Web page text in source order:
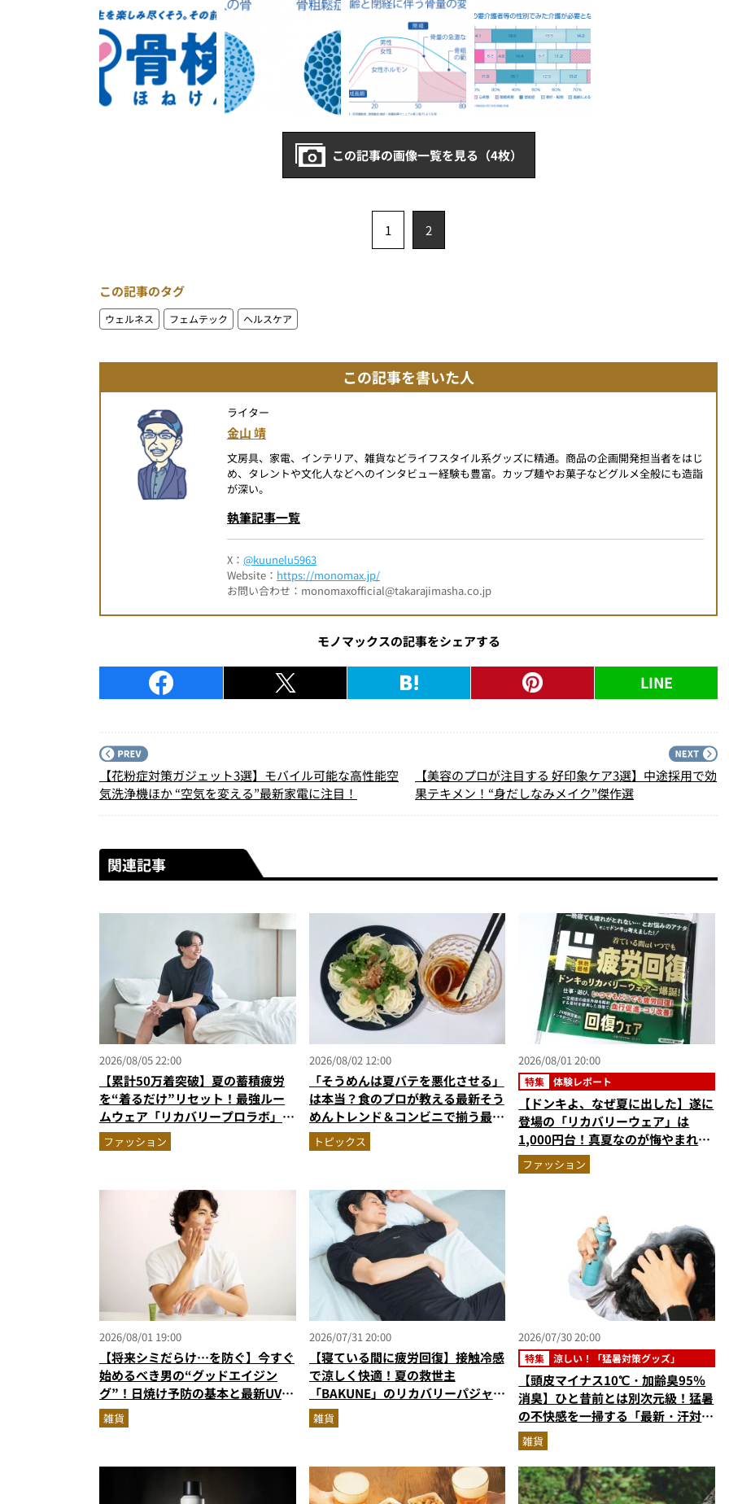
この記事の画像一覧を見る（4枚）
1 2
この記事のタグ
ウェルネス フェムテック ヘルスケア
この記事を書いた人
ライター
金山 靖
文房具、家電、インテリア、雑貨などライフスタイル系グッズに精通。商品の企画開発担当者をはじ
め、タレントや文化人などへのインタビュー経験も豊富。カップ麺やお菓子などグルメ全般にも造詣
が深い。
執筆記事一覧
X： @kuunelu5963
Website： https://monomax.jp/
お問い合わせ：monomaxofficial@takarajimasha.co.jp
モノマックスの記事をシェアする
LINE
【花粉症対策ガジェット3選】モバイル可能な高性能空
気洗浄機ほか “空気を変える”最新家電に注目！
【美容のプロが注目する 好印象ケア3選】中途採用で効
果テキメン！“身だしなみメイク”傑作選
関連記事
2026/08/05 22:00
【累計50万着突破】夏の蓄積疲労
を“着るだけ”リセット！最強ルー
ムウェア「リカバリープロラボ」に
新色登場
ファッション
2026/08/02 12:00
「そうめんは夏バテを悪化させる」
は本当？食のプロが教える最新そう
めんトレンド＆コンビニで揃う最強
の“夏バテ撃退飯”
トピックス
2026/08/01 20:00
特集 体験レポート
【ドンキよ、なぜ夏に出した】遂に
登場の「リカバリーウェア」は
1,000円台！真夏なのが悔やまれる
ほどハンパない“血行促進力”を自
腹レビュー
ファッション
2026/08/01 19:00
【将来シミだらけ…を防ぐ】今すぐ
始めるべき男の“グッドエイジン
グ”！日焼け予防の基本と最新UVア
イテムを美容家＆ブランド代表がプ
ロ目線で指南／大人の価値向上研究
雑貨
2026/07/31 20:00
【寝ている間に疲労回復】接触冷感
で涼しく快適！夏の救世主
「BAKUNE」のリカバリーパジャマ
が優秀すぎる
雑貨
2026/07/30 20:00
特集 涼しい！「猛暑対策グッズ」
【頭皮マイナス10℃・加齢臭95％
消臭】ひと昔前とは別次元級！猛暑
の不快感を一掃する「最新・汗対策
グッズ」5選
雑貨